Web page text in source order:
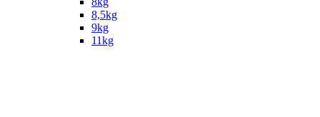
8,5kg
9kg
11kg